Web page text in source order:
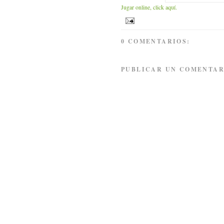
Jugar online, click aquí.
0 COMENTARIOS:
PUBLICAR UN